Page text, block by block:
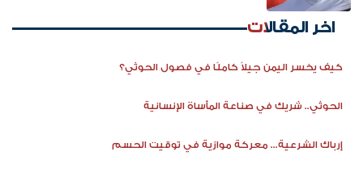
اخر المقالات
كيف يخسر اليمن جيلاً كاملًا في فصول الحوثي؟
الحوثي.. شريك في صناعة المأساة الإنسانية
إرباك الشرعية... معركة موازية في توقيت الحسم